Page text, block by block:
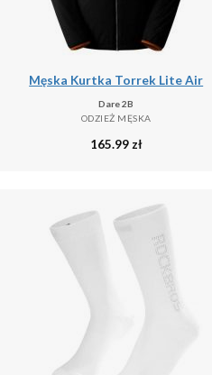
Męska Kurtka Torrek Lite Air
Dare 2B
ODZIEŻ MĘSKA
165.99 zł